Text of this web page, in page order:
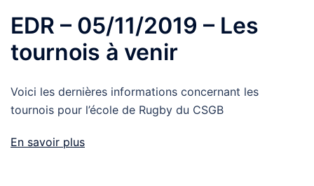
EDR – 05/11/2019 – Les
tournois à venir
Voici les dernières informations concernant les
tournois pour l’école de Rugby du CSGB
En savoir plus